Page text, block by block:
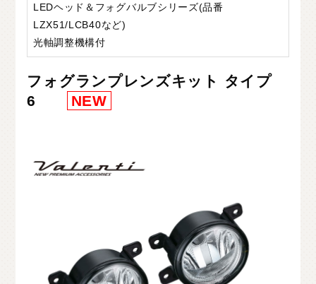
LEDヘッド＆フォグバルブシリーズ(品番
LZX51/LCB40など)
光軸調整機構付
フォグランプレンズキット タイプ
6
NEW